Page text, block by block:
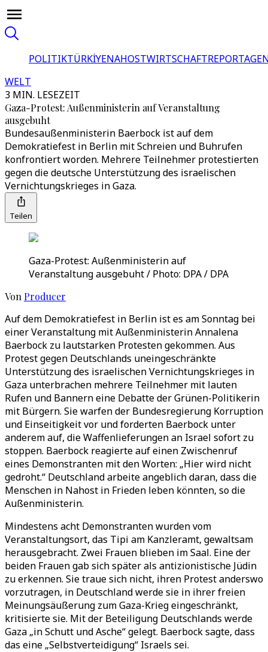
POLITIKTÜRKİYENAHOSTWIRTSCHAFT
WELT
3 MIN. LESEZEIT
Gaza-Protest: Außenministerin auf Veranstaltung
ausgebuht
Bundesaußenministerin Baerbock ist auf dem
Demokratiefest in Berlin mit Schreien und Buhrufen
konfrontiert worden. Mehrere Teilnehmer protestierten
gegen die deutsche Unterstützung des israelischen
Vernichtungskrieges in Gaza.
Teilen
Gaza-Protest: Außenministerin auf
Veranstaltung ausgebuht / Photo: DPA / DPA
Von Producer
Auf dem Demokratiefest in Berlin ist es am Sonntag bei
einer Veranstaltung mit Außenministerin Annalena
Baerbock zu lautstarken Protesten gekommen. Aus
Protest gegen Deutschlands uneingeschränkte
Unterstützung des israelischen Vernichtungskrieges in
Gaza unterbrachen mehrere Teilnehmer mit lauten
Rufen und Bannern eine Debatte der Grünen-Politikerin
mit Bürgern. Sie warfen der Bundesregierung Korruption
und Einseitigkeit vor und forderten Baerbock unter
anderem auf, die Waffenlieferungen an Israel sofort zu
stoppen. Baerbock reagierte auf einen Zwischenruf
eines Demonstranten mit den Worten: „Hier wird nicht
gedroht.“ Deutschland arbeite angeblich daran, dass die
Menschen in Nahost in Frieden leben könnten, so die
Außenministerin.
Mindestens acht Demonstranten wurden vom
Veranstaltungsort, das Tipi am Kanzleramt, gewaltsam
herausgebracht. Zwei Frauen blieben im Saal. Eine der
beiden Frauen gab sich später als antizionistische Jüdin
zu erkennen. Sie traue sich nicht, ihren Protest anderswo
vorzutragen, in Deutschland werde sie in ihrer freien
Meinungsäußerung zum Gaza-Krieg eingeschränkt,
kritisierte sie. Mit der Beteiligung Deutschlands werde
Gaza „in Schutt und Asche“ gelegt. Baerbock sagte, dass
das eine „Selbstverteidigung“ Israels sei.